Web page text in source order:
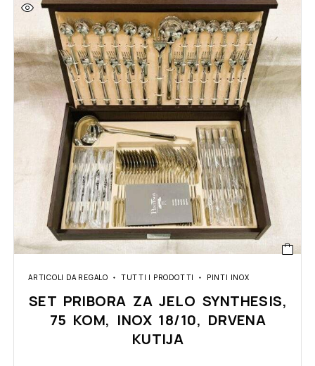
ARTICOLI DA REGALO TUTTI I PRODOTTI PINTI INOX
SET PRIBORA ZA JELO SYNTHESIS,
75 KOM, INOX 18/10, DRVENA
KUTIJA